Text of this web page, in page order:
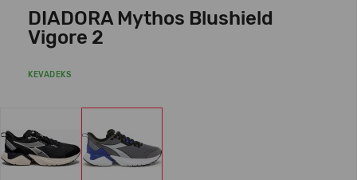
DIADORA Mythos Blushield
Vigore 2
KEVADEKS